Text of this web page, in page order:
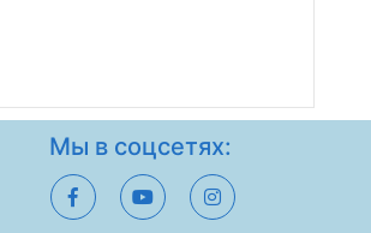
Мы в соцсетях: